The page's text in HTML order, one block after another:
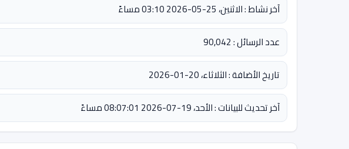
آخر نشاط : الاثنين، 25-05-2026 03:10 مساءً
عدد الرسائل : 90,042
تاريخ الأضافة : الثلاثاء، 20-01-2026
آخر تحديث للبيانات : الأحد، 19-07-2026 08:07:01 مساءً